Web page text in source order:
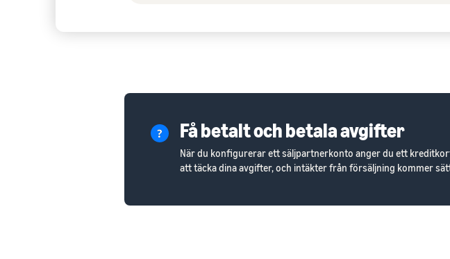
Få betalt och betala avgifter
När du konfigurerar ett säljpartnerkonto anger du ett
att täcka dina avgifter, och intäkter från försäljning kommer